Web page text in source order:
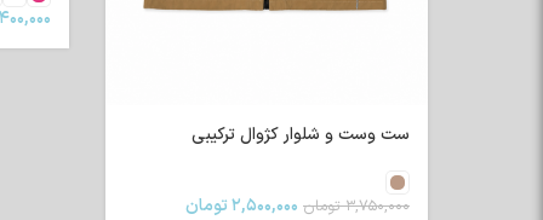
ست وست و شلوار کژوال ترکیبی
۳,۷۵۰,۰۰۰ تومان ۲,۵۰۰,۰۰۰تومان